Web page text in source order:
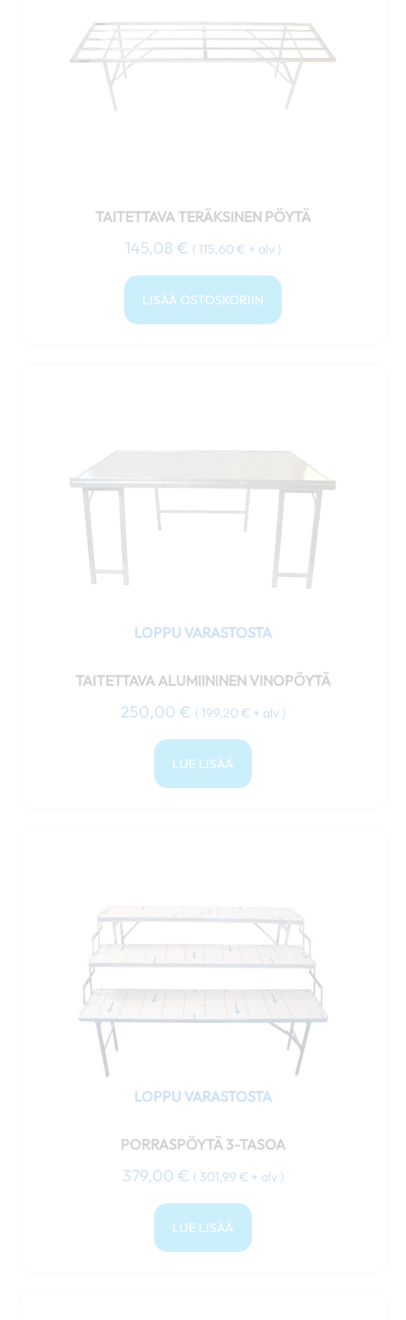
TAITETTAVA TERÄKSINEN PÖYTÄ
145,08 € (115,60 € + alv )
LISÄÄ OSTOSKORIIN
LOPPU VARASTOSTA
TAITETTAVA ALUMIININEN VINOPÖYTÄ
250,00 € (199,20 € + alv )
LUE LISÄÄ
LOPPU VARASTOSTA
PORRASPÖYTÄ 3-TASOA
379,00 € ( 301,99 € + alv )
LUE LISÄÄ